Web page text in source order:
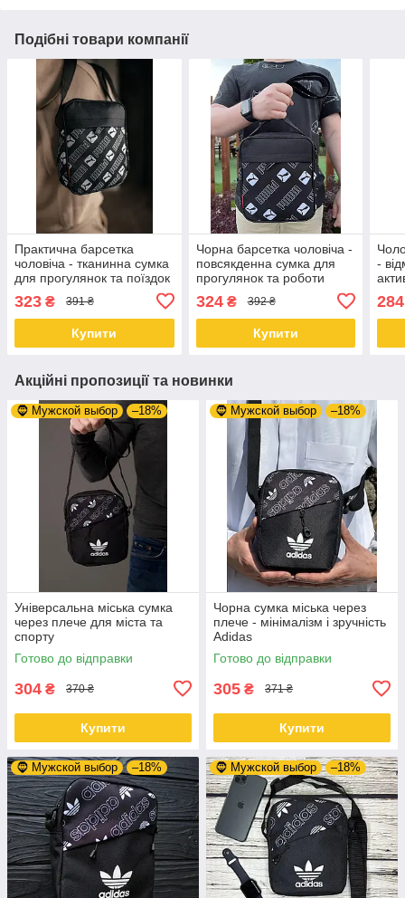
Подібні товари компанії
Практична барсетка
чоловіча - тканинна сумка
для прогулянок та поїздок
323 ₴ 391 ₴
Купити
Чорна барсетка чоловіча -
повсякденна сумка для
прогулянок та роботи
324₴ 392 ₴
Купити
-
284
Акційні пропозиції та новинки
🧔 Мужской выбор –18%
Універсальна міська сумка
через плече для міста та
спорту
Готово до відправки
304 ₴ 370 ₴
Купити
🧔 Мужской выбор –18%
Чорна сумка міська через
плече - мінімалізм і зручність
Adidas
Готово до відправки
305 ₴ 371 ₴
Купити
🧔 Мужской выбор –18% 🧔 Мужской выбор –18%